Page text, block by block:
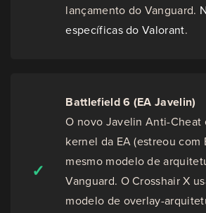
lançamento do Vanguard.
específicas do Valorant.
✓
Battlefield 6 (EA Javelin)
O novo Javelin Anti-Cheat
kernel da EA (estreou com
mesmo modelo de
Vanguard. O Crosshair X
modelo de overlay-